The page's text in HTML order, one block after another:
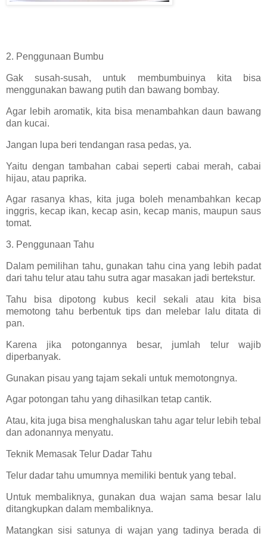
2. Penggunaan Bumbu
Gak susah-susah, untuk membumbuinya kita bisa
menggunakan bawang putih dan bawang bombay.
Agar lebih aromatik, kita bisa menambahkan daun bawang
dan kucai.
Jangan lupa beri tendangan rasa pedas, ya.
Yaitu dengan tambahan cabai seperti cabai merah, cabai
hijau, atau paprika.
Agar rasanya khas, kita juga boleh menambahkan kecap
inggris, kecap ikan, kecap asin, kecap manis, maupun saus
tomat.
3. Penggunaan Tahu
Dalam pemilihan tahu, gunakan tahu cina yang lebih padat
dari tahu telur atau tahu sutra agar masakan jadi bertekstur.
Tahu bisa dipotong kubus kecil sekali atau kita bisa
memotong tahu berbentuk tips dan melebar lalu ditata di
pan.
Karena jika potongannya besar, jumlah telur wajib
diperbanyak.
Gunakan pisau yang tajam sekali untuk memotongnya.
Agar potongan tahu yang dihasilkan tetap cantik.
Atau, kita juga bisa menghaluskan tahu agar telur lebih tebal
dan adonannya menyatu.
Teknik Memasak Telur Dadar Tahu
Telur dadar tahu umumnya memiliki bentuk yang tebal.
Untuk membaliknya, gunakan dua wajan sama besar lalu
ditangkupkan dalam membaliknya.
Matangkan sisi satunya di wajan yang tadinya berada di